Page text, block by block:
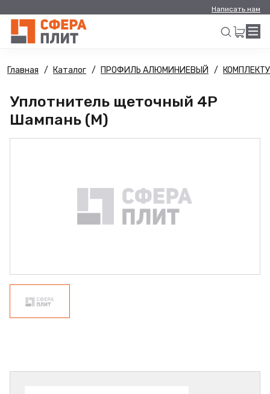
Написать нам
Искать
Главная Каталог ПРОФИЛЬ АЛЮМИНИЕВЫЙ
Уплотнитель щеточный 4Р
Шампань (М)